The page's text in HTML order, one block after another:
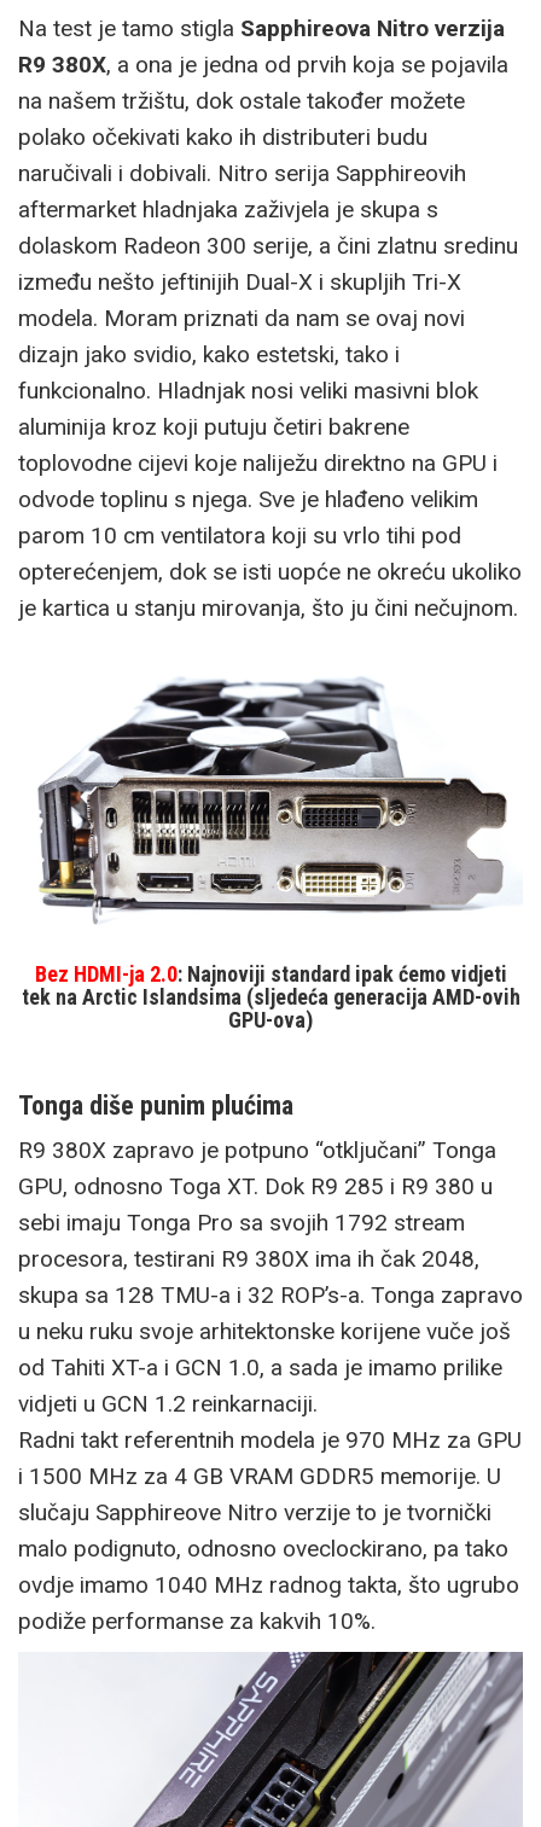
Na test je tamo stigla Sapphireova Nitro verzija
R9 380X, a ona je jedna od prvih koja se pojavila
na našem tržištu, dok ostale također možete
polako očekivati kako ih distributeri budu
naručivali i dobivali. Nitro serija Sapphireovih
aftermarket hladnjaka zaživjela je skupa s
dolaskom Radeon 300 serije, a čini zlatnu sredinu
između nešto jeftinijih Dual-X i skupljih Tri-X
modela. Moram priznati da nam se ovaj novi
dizajn jako svidio, kako estetski, tako i
funkcionalno. Hladnjak nosi veliki masivni blok
aluminija kroz koji putuju četiri bakrene
toplovodne cijevi koje naliježu direktno na GPU i
odvode toplinu s njega. Sve je hlađeno velikim
parom 10 cm ventilatora koji su vrlo tihi pod
opterećenjem, dok se isti uopće ne okreću ukoliko
je kartica u stanju mirovanja, što ju čini nečujnom.
Bez HDMI-ja 2.0: Najnoviji standard ipak ćemo vidjeti
tek na Arctic Islandsima (sljedeća generacija AMD-ovih
GPU-ova)
Tonga diše punim plućima
R9 380X zapravo je potpuno “otključani” Tonga
GPU, odnosno Toga XT. Dok R9 285 i R9 380 u
sebi imaju Tonga Pro sa svojih 1792 stream
procesora, testirani R9 380X ima ih čak 2048,
skupa sa 128 TMU-a i 32 ROP’s-a. Tonga zapravo
u neku ruku svoje arhitektonske korijene vuče još
od Tahiti XT-a i GCN 1.0, a sada je imamo prilike
vidjeti u GCN 1.2 reinkarnaciji.
Radni takt referentnih modela je 970 MHz za GPU
i 1500 MHz za 4 GB VRAM GDDR5 memorije. U
slučaju Sapphireove Nitro verzije to je tvornički
malo podignuto, odnosno oveclockirano, pa tako
ovdje imamo 1040 MHz radnog takta, što ugrubo
podiže performanse za kakvih 10%.